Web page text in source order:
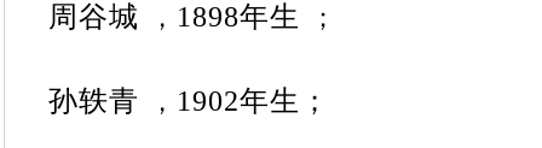
周谷城 ， 1898年生 ；
孙轶青 ， 1902年生；